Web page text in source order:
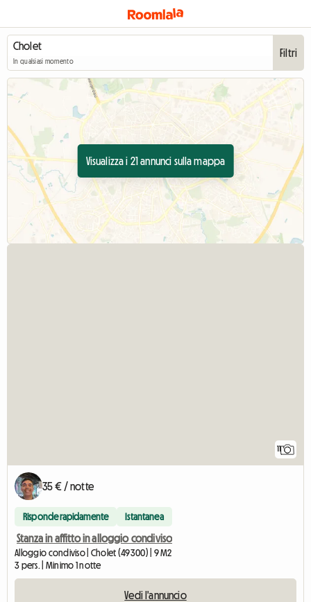
In qualsiasi momento
Filtri
Visualizza i 21 annunci sulla mappa
11
35 € / notte
Risponde rapidamente Istantanea
Stanza in affitto in alloggio condiviso
Alloggio condiviso | Cholet (49300) | 9 M2
3 pers. | Minimo 1 notte
Vedi l'annuncio